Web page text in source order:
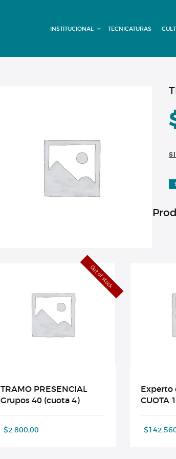
INSTITUCIONAL TECNICATURAS
DOMÍNICO
CONTACTO
Out of stock
TRAMO PRESENCIAL
Grupos 40 (cuota 4)
$2.800,00
Experto
CUOTA
$